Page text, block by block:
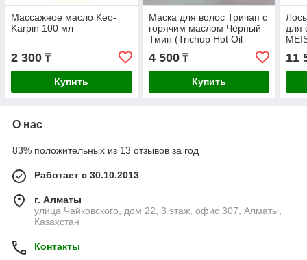
Массажное масло Keo-
Karpin 100 мл
2 300 ₸
Купить
Маска для волос Тричап с
горячим маслом Чёрный
Тмин (Trichup Hot Oil
Treatment hair mask Black
Seed) 500мл
4 500₸
Купить
для
11
О нас
83% положительных из 13 отзывов за год
Работает с 30.10.2013
г. Алматы
улица Чайковского, дом 22, 3 этаж, офис 307, Алматы,
Казахстан
Контакты